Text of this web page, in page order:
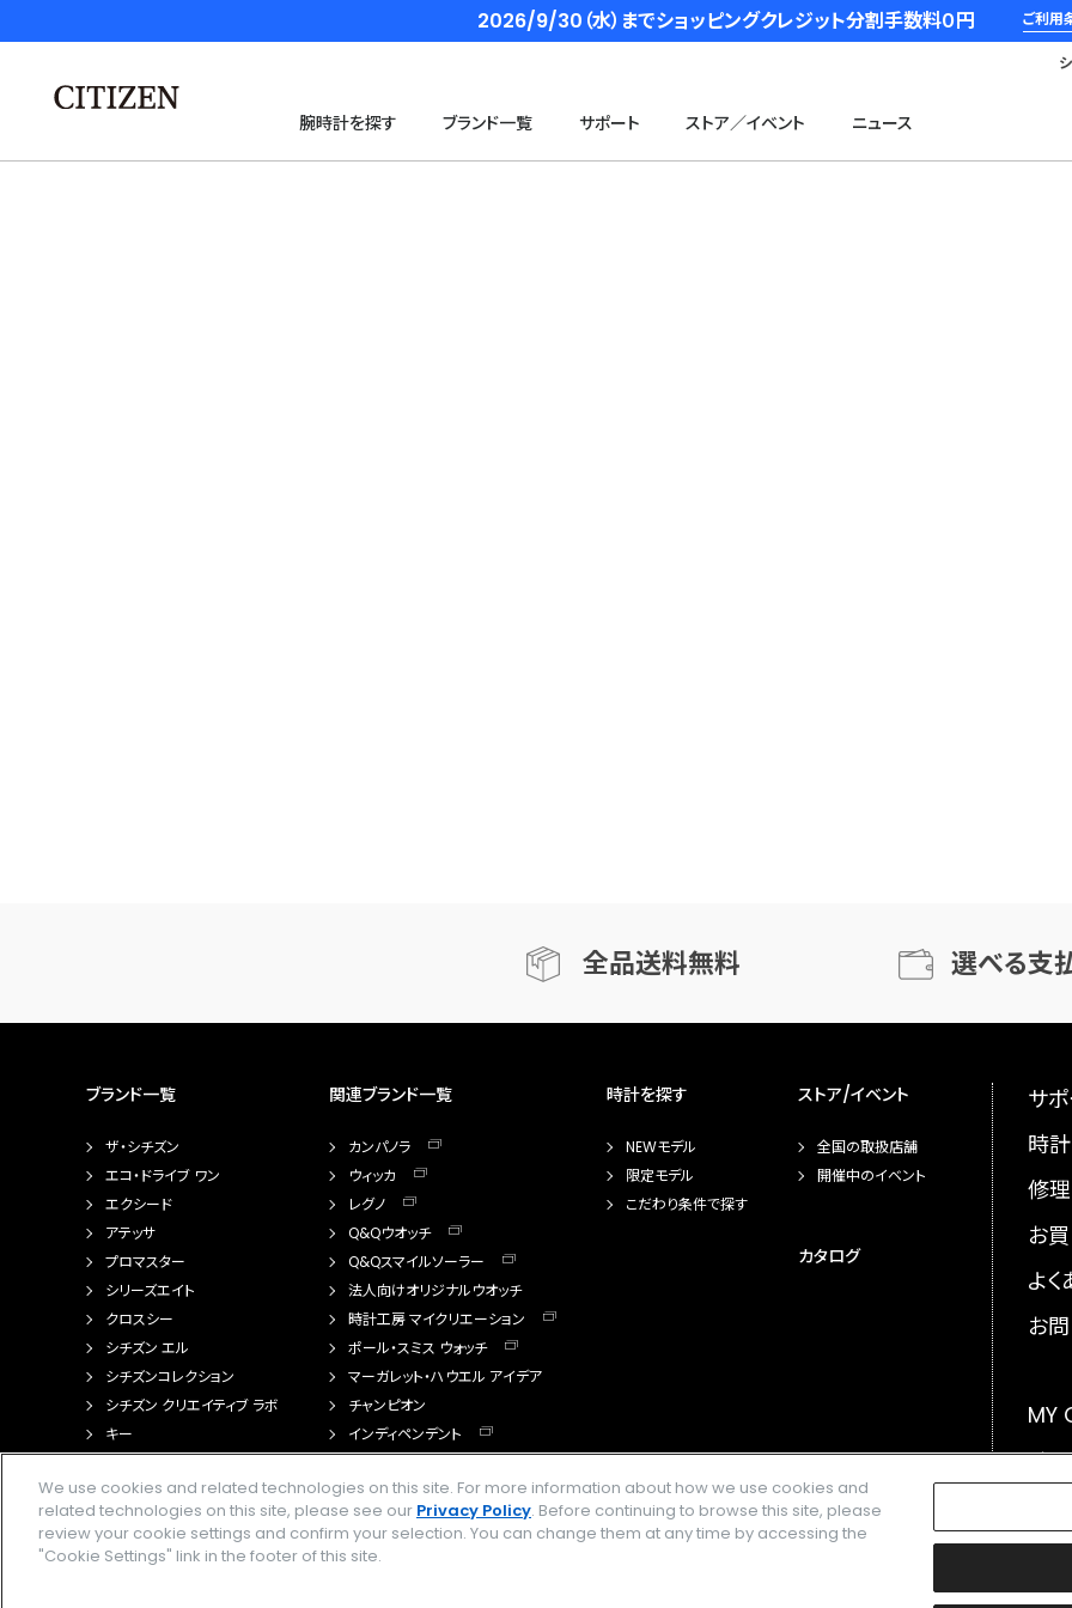
2026/9/30（水）までショッピングクレジット分割手数料０円 ご利用
腕時計を探す ブランド一覧 サポート ストア／イベント ニュース
全品送料無料 選べる支
ブランド一覧
ザ・シチズン
エコ・ドライブ ワン
エクシード
アテッサ
プロマスター
シリーズエイト
クロスシー
シチズン エル
シチズンコレクション
シチズン クリエイティブ ラボ
キー
関連ブランド一覧
カンパノラ
ウィッカ
レグノ
Q&Qウオッチ
Q&Qスマイルソーラー
法人向けオリジナルウオッチ
時計工房 マイクリエーション
ポール・スミス ウォッチ
マーガレット・ハウエル アイデア
チャンピオン
インディペンデント
時計を探す
NEWモデル
限定モデル
こだわり条件で探す
ストア/イベント
全国の取扱店舗
開催中のイベント
カタログ
サ
時
修理
お
よ
お
MY
メ
We use cookies and related technologies on this site. For more information about how we use cookies and
related technologies on this site, please see our Privacy Policy. Before continuing to browse this site, please
review your cookie settings and confirm your selection. You can change them at any time by accessing the
"Cookie Settings" link in the footer of this site.